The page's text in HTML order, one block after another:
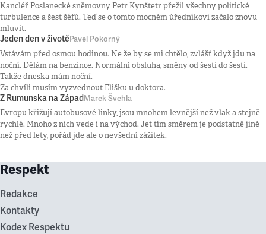
Kancléř Poslanecké sněmovny Petr Kynštetr přežil všechny politické
turbulence a šest šéfů. Teď se o tomto mocném úředníkovi začalo znovu
mluvit.
Jeden den v životěPavel Pokorný
Vstávám před osmou hodinou. Ne že by se mi chtělo, zvlášť když jdu na
noční. Dělám na benzince. Normální obsluha, směny od šesti do šesti.
Takže dneska mám noční.
Za chvíli musím vyzvednout Elišku u doktora.
Z Rumunska na ZápadMarek Švehla
Evropu křižují autobusové linky, jsou mnohem levnější než vlak a stejně
rychlé. Mnoho z nich vede i na východ. Jet tím směrem je podstatně jiné
než před lety, pořád jde ale o nevšední zážitek.
Respekt
Redakce
Kontakty
Kodex Respektu